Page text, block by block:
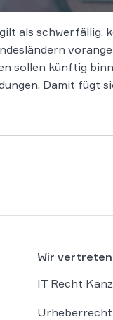
als schwerfällig,
sollen künftig
Damit fügt
Wir vertreten
IT Recht
Urheberrecht